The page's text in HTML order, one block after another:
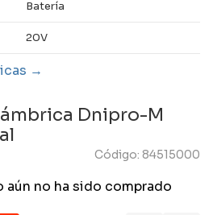
Batería
20V
Dnipro-M
Código: 84515000
aún no ha sido comprado